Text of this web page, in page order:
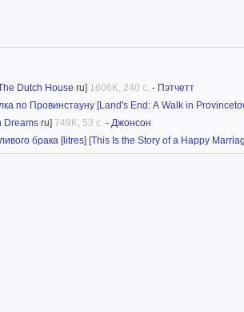
Dutch House ru] 1606K, 240 с. - Пэтчетт
по Провинстауну [Land's End: A Walk in
Dreams ru] 749K, 53 с. - Джонсон
брака [litres] [This Is the Story of a Happy